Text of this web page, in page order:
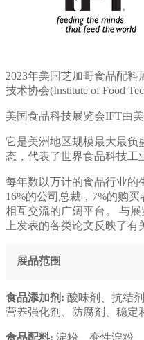
2023年美国芝加哥食品配料
技术协会(Institute of Food
美国食品科技展览会IFT由
它是美洲地区规模最大最负
态，代表了世界食品科技工
每年数以万计的食品行业的
16%的公司总裁，7%的购
相互交流的广阔平台。 与
上发表的各类论文反映了有
展品范围
食品添加剂: 酸味剂、抗结
营养强化剂、防腐剂、稳定
食品配料: 淀粉、变性淀粉